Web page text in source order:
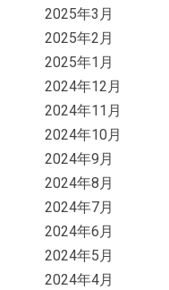
2025年3月
2025年2月
2025年1月
2024年12月
2024年11月
2024年10月
2024年9月
2024年8月
2024年7月
2024年6月
2024年5月
2024年4月